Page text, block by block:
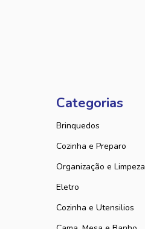
Categorias
Brinquedos
Cozinha e Preparo
Organização e Limpeza
Eletro
Cozinha e Utensilios